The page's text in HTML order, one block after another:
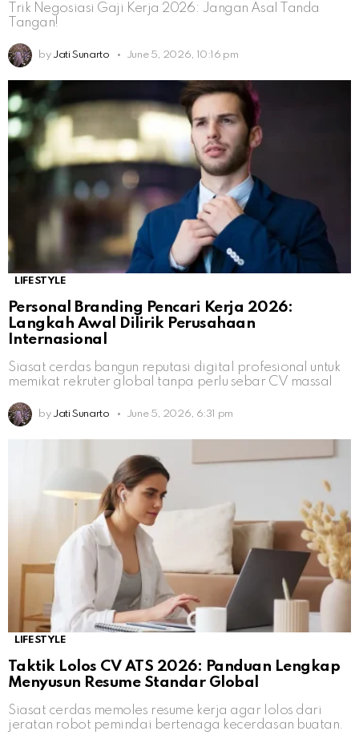
Trik Negosiasi Gaji Kerja 2026: Jangan Asal Tanda
Tangan!
by Jati Sunarto June 5, 2026, 10:16 pm
LIFESTYLE
Personal Branding Pencari Kerja 2026:
Langkah Awal Dilirik Perusahaan
Internasional
Siasat cerdas bangun reputasi digital profesional untuk
memikat rekruter global tanpa perlu sebar CV massal
by Jati Sunarto June 5, 2026, 6:31 pm
LIFESTYLE
Taktik Lolos CV ATS 2026: Panduan Lengkap
Menyusun Resume Standar Global
Siasat cerdas memoles resume kerja agar lolos dari
jeratan robot pemindai bertenaga kecerdasan buatan.